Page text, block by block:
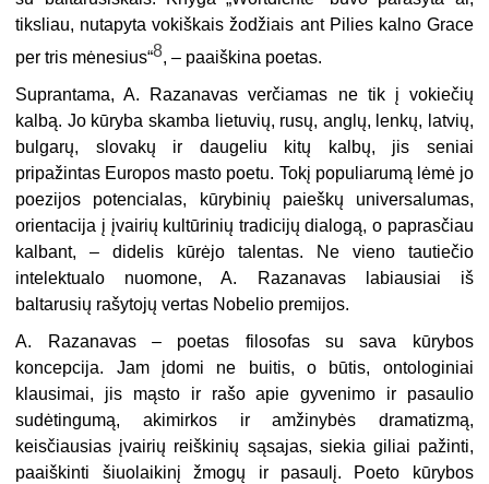
tiksliau, nutapyta vokiškais žodžiais ant Pilies kalno Grace
per tris mėnesius“8, – paaiškina poetas.
Suprantama, A. Razanavas verčiamas ne tik į vokiečių
kalbą. Jo kūryba skamba lietuvių, rusų, anglų, lenkų, latvių,
bulgarų, slovakų ir daugeliu kitų kalbų, jis seniai
pripažintas Europos masto poetu. Tokį populiarumą lėmė jo
poezijos potencialas, kūrybinių paieškų universalumas,
orientacija į įvairių kultūrinių tradicijų dialogą, o paprasčiau
kalbant, – didelis kūrėjo talentas. Ne vieno tautiečio
intelektualo nuomone, A. Razanavas labiausiai iš
baltarusių rašytojų vertas Nobelio premijos.
A. Razanavas – poetas filosofas su sava kūrybos
koncepcija. Jam įdomi ne buitis, o būtis, ontologiniai
klausimai, jis mąsto ir rašo apie gyvenimo ir pasaulio
sudėtingumą, akimirkos ir amžinybės dramatizmą,
keisčiausias įvairių reiškinių sąsajas, siekia giliai pažinti,
paaiškinti šiuolaikinį žmogų ir pasaulį. Poeto kūrybos